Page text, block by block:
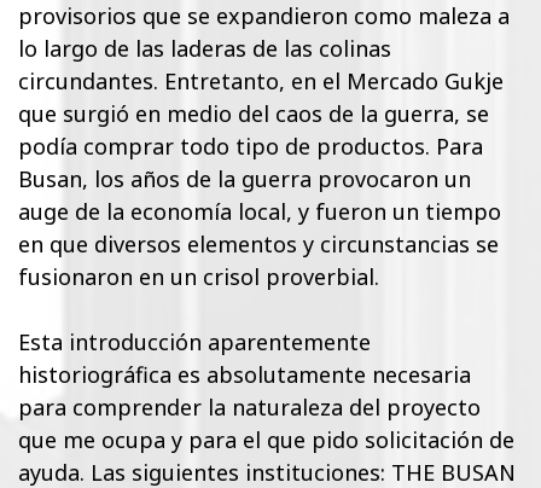
provisorios que se expandieron como maleza a
lo largo de las laderas de las colinas
circundantes. Entretanto, en el Mercado Gukje
que surgió en medio del caos de la guerra, se
podía comprar todo tipo de productos. Para
Busan, los años de la guerra provocaron un
auge de la economía local, y fueron un tiempo
en que diversos elementos y circunstancias se
fusionaron en un crisol proverbial.
Esta introducción aparentemente
historiográfica es absolutamente necesaria
para comprender la naturaleza del proyecto
que me ocupa y para el que pido solicitación de
ayuda. Las siguientes instituciones: THE BUSAN